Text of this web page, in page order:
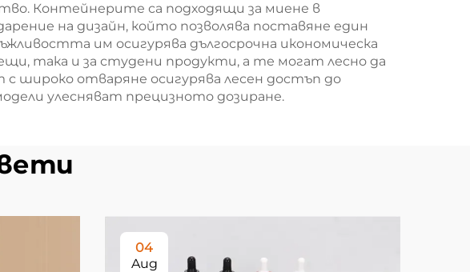
Контейнерите са подходящи за миене в
на дизайн, който позволява поставяне един
им осигурява дългосрочна икономическа
така и за студени продукти, а те могат лесно да
широко отваряне осигурява лесен достъп до
улесняват прецизното дозиране.
04
Aug